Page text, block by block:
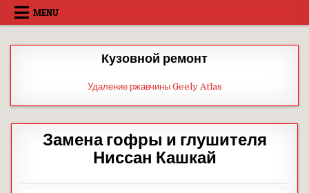
Skip
MENU
Кузовной ремонт
Удаление ржавчины Geely Atlas
Замена гофры и глушителя
Ниссан Кашкай